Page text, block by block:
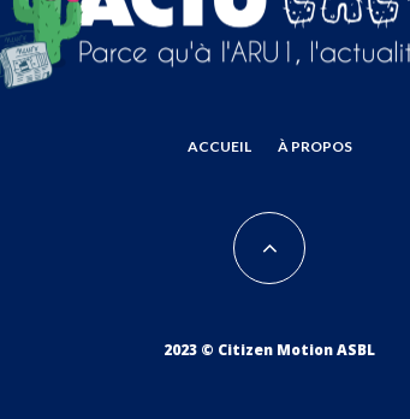
ACCUEIL À PROPOS
2023 © Citizen Motion ASBL